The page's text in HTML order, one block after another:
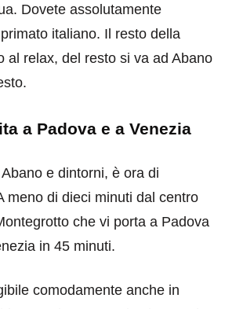
Dovete assolutamente
italiano. Il resto della
al relax, del resto si va ad Abano
a Padova e a Venezia
e dintorni, è ora di
meno di dieci minuti dal centro
che vi porta a Padova
in 45 minuti.
comodamente anche in